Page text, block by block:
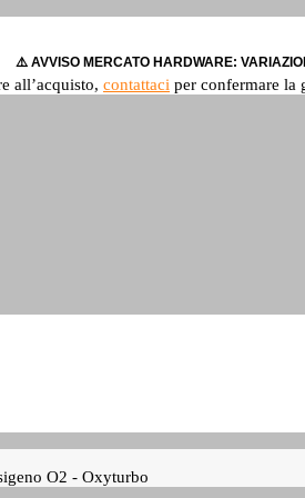
⚠️ AVVISO MERCATO HARDWARE:
all’acquisto, contattaci per confermare la
O2 - Oxyturbo